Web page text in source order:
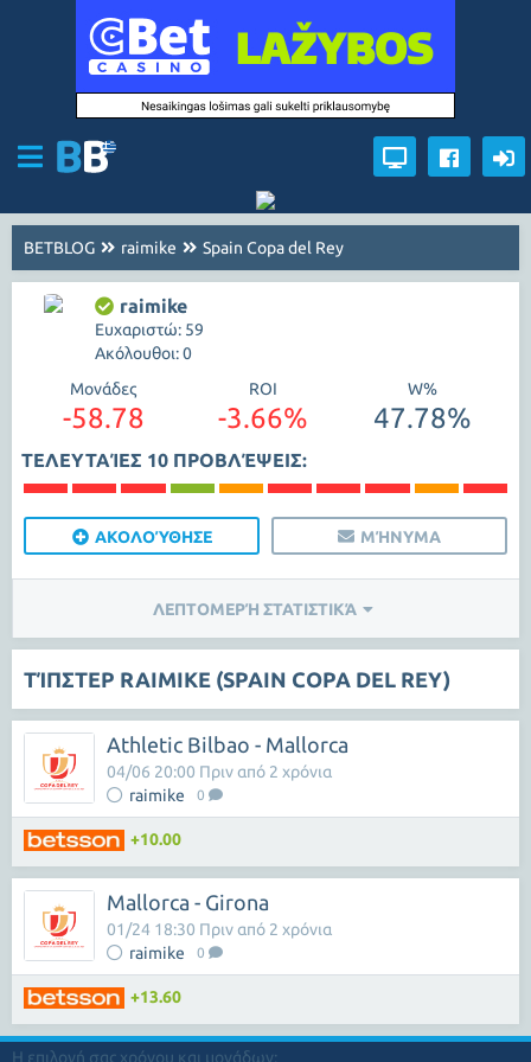
BETBLOG raimike Spain Copa del Rey
raimike
Ευχαριστώ: 59
Ακόλουθοι: 0
Μονάδες
-58.78
ROI
-3.66%
W%
47.78%
ΤΕΛΕΥΤΑΊΕΣ 10 ΠΡΟΒΛΈΨΕΙΣ:
ΑΚΟΛΟΎΘΗΣΕ ΜΉΝΥΜΑ
ΛΕΠΤΟΜΕΡΉ ΣΤΑΤΙΣΤΙΚΆ
ΤΊΠΣΤΕΡ RAIMIKE (SPAIN COPA DEL REY)
Athletic Bilbao - Mallorca
raimike 0
04/06 20:00 Πριν από 2 χρόνια
+10.00
Mallorca - Girona
raimike 0
01/24 18:30 Πριν από 2 χρόνια
+13.60
Η επιλογή σας χρόνου και μονάδων: